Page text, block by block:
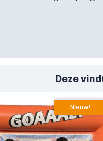
Deze
Nieuw!